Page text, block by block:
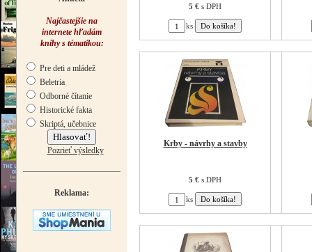
Najčastejšie na
internete hľadám
knihy s tématikou:
Pre deti a mládež
Beletria
Odborné čítanie
Historické fakta
Skriptá, učebnice
Pozrieť výsledky
Reklama:
5 € s DPH
ks
Krby - návrhy a stavby
5 € s DPH
ks